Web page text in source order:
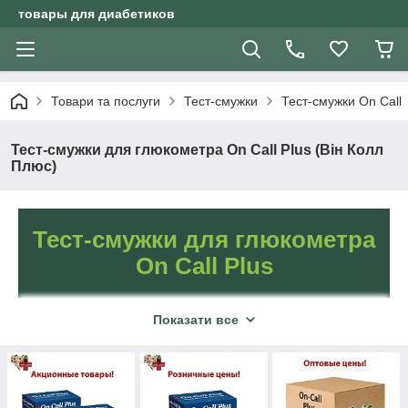
товары для диабетиков
Товари та послуги Тест-смужки Тест-смужки On Call
Тест-смужки для глюкометра On Call Plus (Він Колл
Плюс)
Тест-смужки для глюкометра
On Call Plus
On Call — високоточні
вимірювання глюкози в
крові. Вироби відмінної
якості з тривалим
Показати все